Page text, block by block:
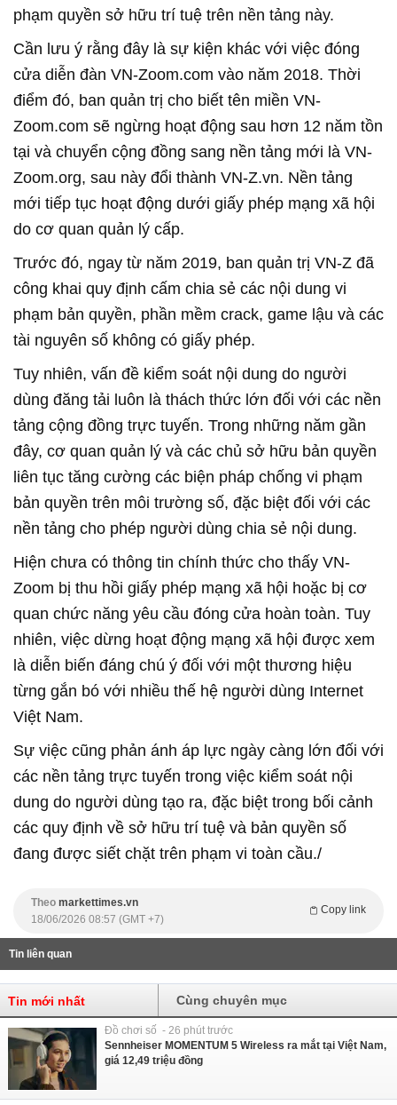
phạm quyền sở hữu trí tuệ trên nền tảng này.
Cần lưu ý rằng đây là sự kiện khác với việc đóng
cửa diễn đàn VN-Zoom.com vào năm 2018. Thời
điểm đó, ban quản trị cho biết tên miền VN-
Zoom.com sẽ ngừng hoạt động sau hơn 12 năm tồn
tại và chuyển cộng đồng sang nền tảng mới là VN-
Zoom.org, sau này đổi thành VN-Z.vn. Nền tảng
mới tiếp tục hoạt động dưới giấy phép mạng xã hội
do cơ quan quản lý cấp.
Trước đó, ngay từ năm 2019, ban quản trị VN-Z đã
công khai quy định cấm chia sẻ các nội dung vi
phạm bản quyền, phần mềm crack, game lậu và các
tài nguyên số không có giấy phép.
Tuy nhiên, vấn đề kiểm soát nội dung do người
dùng đăng tải luôn là thách thức lớn đối với các nền
tảng cộng đồng trực tuyến. Trong những năm gần
đây, cơ quan quản lý và các chủ sở hữu bản quyền
liên tục tăng cường các biện pháp chống vi phạm
bản quyền trên môi trường số, đặc biệt đối với các
nền tảng cho phép người dùng chia sẻ nội dung.
Hiện chưa có thông tin chính thức cho thấy VN-
Zoom bị thu hồi giấy phép mạng xã hội hoặc bị cơ
quan chức năng yêu cầu đóng cửa hoàn toàn. Tuy
nhiên, việc dừng hoạt động mạng xã hội được xem
là diễn biến đáng chú ý đối với một thương hiệu
từng gắn bó với nhiều thế hệ người dùng Internet
Việt Nam.
Sự việc cũng phản ánh áp lực ngày càng lớn đối với
các nền tảng trực tuyến trong việc kiểm soát nội
dung do người dùng tạo ra, đặc biệt trong bối cảnh
các quy định về sở hữu trí tuệ và bản quyền số
đang được siết chặt trên phạm vi toàn cầu./
Theo markettimes.vn
Copy link
18/06/2026 08:57 (GMT +7)
Tin liên quan
Tin mới nhất Cùng chuyên mục
Đồ chơi số - 26 phút trước
Sennheiser MOMENTUM 5 Wireless ra mắt tại Việt Nam,
giá 12,49 triệu đồng